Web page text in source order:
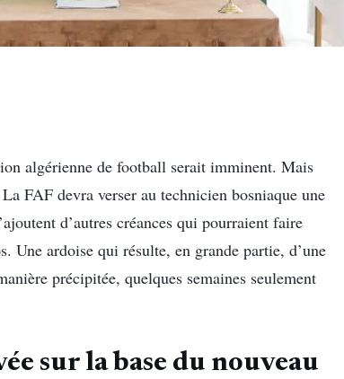
algérienne de football serait imminent. Mais
FAF devra verser au technicien bosniaque une
d’autres créances qui pourraient faire
ardoise qui résulte, en grande partie, d’une
précipitée, quelques semaines seulement
sur la base du nouveau